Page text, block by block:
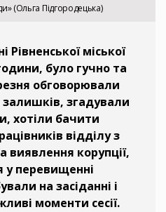
(Ольга Підгородецька)
Рівненської міської
було гучно та
обговорювали
згадували
хотіли бачити
відділу з
виявлення корупції,
у перевищенні
на засіданні і
моменти сесії.